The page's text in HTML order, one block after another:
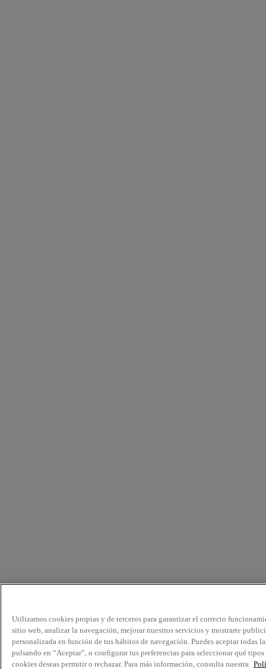
Utilizamos cookies propias y de terceros para garantizar el correcto
sitio web, analizar la navegación, mejorar nuestros servicios y mostrarte
personalizada en función de tus hábitos de navegación. Puedes aceptar todas
pulsando en “Aceptar”, o configurar tus preferencias para seleccionar qué tipos
cookies deseas permitir o rechazar. Para más información, consulta nuestra